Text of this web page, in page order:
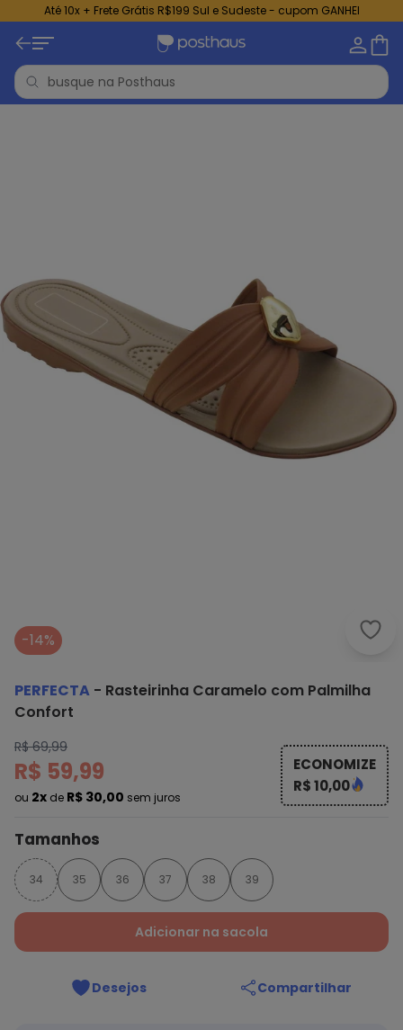
Até 10x + Frete Grátis R$199 Sul e Sudeste - cupom GANHEI
-14%
PERFECTA - Rasteirinha Caramelo com Palmilha
Confort
R$ 69,99
R$ 59,99
ou 2x de R$ 30,00 sem juros
ECONOMIZE
R$ 10,00
Tamanhos
34 35 36 37 38 39
Adicionar na sacola
Desejos Compartilhar